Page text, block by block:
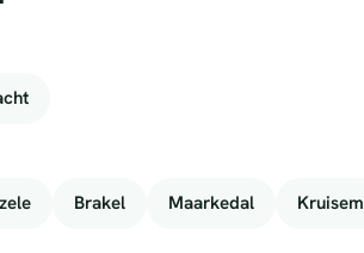
Brakel Maarkedal Kruisem